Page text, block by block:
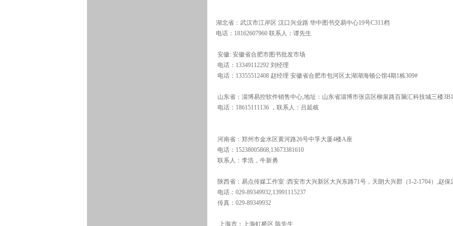
湖北省：武汉市江岸区 汉口兴业路 华中图书交易中心19号C311档
电话：18162607960 联系人：谭先生
安徽: 安徽省合肥市图书批发市场
电话：13349112292 刘经理
电话：13355512408 赵经理 安徽省合肥市包河区太湖湖海顿公馆4期1栋309#
山东省：淄博易控软件销售中心,地址：山东省淄博市张店区柳泉路百脑汇科技城三楼
电话：18615111136 ，联系人：吕延岐
河南省：郑州市金水区黄河路26号中孚大厦4楼A座
电话：15238005868,13673381610
联系人：李浩，牛新勇
陕西省：易点传媒工作室 :西安市大兴新区大兴东路71号，天朗大兴郡（1-2-1704）,赵保
电话：029-89349932,13991115237
传真：029-89349932
上海市：上海虹桥区 陈先生